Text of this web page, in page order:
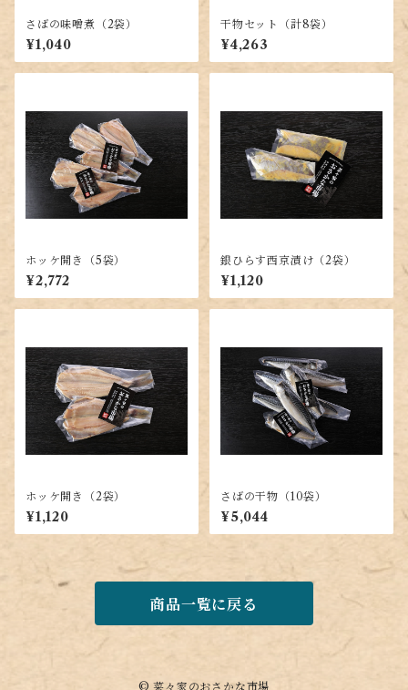
さばの味噌煮（2袋）
¥1,040
干物セット（計8袋）
¥4,263
ホッケ開き（5袋）
¥2,772
銀ひらす西京漬け（2袋）
¥1,120
ホッケ開き（2袋）
¥1,120
さばの干物（10袋）
¥5,044
商品一覧に戻る
© 菜々家のおさかな市場